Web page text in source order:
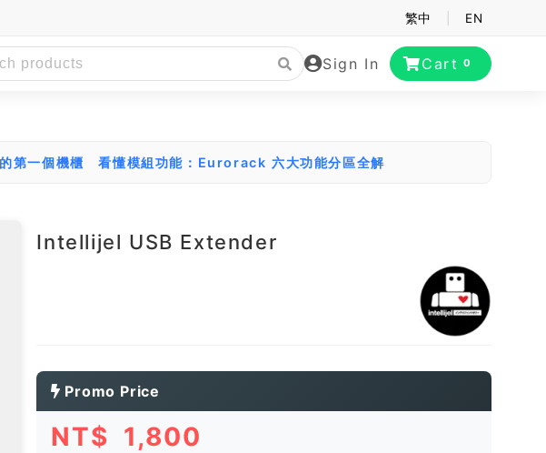
繁中 EN
Sign In Cart 0
第一個機櫃 看懂模組功能：Eurorack 六大功能分區全解
Intellijel USB Extender
Promo Price
NT$ 1,800